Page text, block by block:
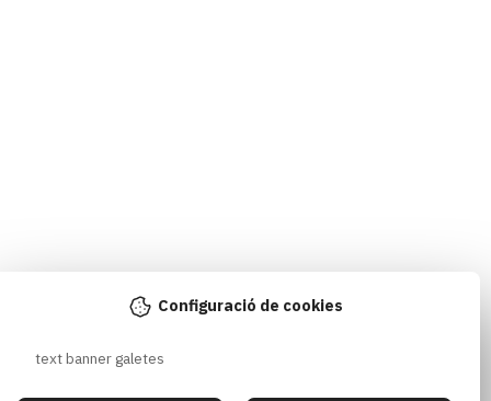
Configuració de cookies
text banner galetes